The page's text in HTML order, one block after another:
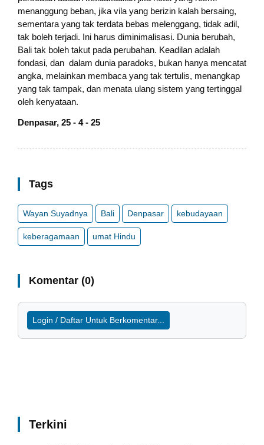
menanggung beban, jika vila yang berizin kalah bersaing,
sementara yang tak terdata bebas melenggang, tidak adil,
tak boleh terjadi. Ini harus diminimalisasi. Dunia berubah,
Bali tak boleh takut pada perubahan. Keadilan adalah
fondasi, dan dalam dunia paradoks, bukan hanya mencatat
angka, melainkan membaca yang tak tertulis, menangkap
yang tak tampak, dan menata ulang sistem yang tertinggal
oleh kenyataan.
Denpasar, 25 - 4 - 25
Tags
Wayan Suyadnya Bali Denpasar kebudayaan
keberagamaan umat Hindu
Komentar (0)
Login / Daftar Untuk Berkomentar...
Terkini